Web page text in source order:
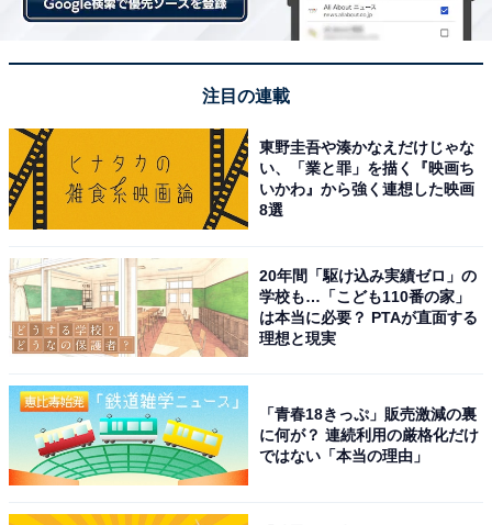
をお得に楽しみたい方は、ぜひこの機会を活用しましょ
※掲載されている情報は記事公開時のものです。あらか
じめご了承ください。また、記事中の宿泊プランを予約
すると、売上の一部がオールアバウトに還元されること
があります。
この記事の執筆者： All About ニュース お買
いもの部
Amazonのセール商品から売れ筋ランキングまで、毎日のお買いも
のがもっと楽しく、もっとお得になる情報をお届け。編集部員によ
る独自レビューなど、ここでしか手に入らない情報も満載です。
...続きを読む
注目の連載
東野圭吾や湊かなえだけじゃな
い、「業と罪」を描く『映画ち
いかわ』から強く連想した映画
8選
20年間「駆け込み実績ゼロ」の
学校も…「こども110番の家」
は本当に必要？ PTAが直面する
理想と現実
「青春18きっぷ」販売激減の裏
に何が？ 連続利用の厳格化だけ
ではない「本当の理由」